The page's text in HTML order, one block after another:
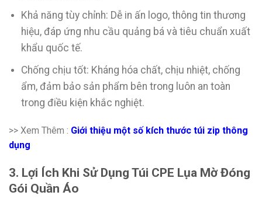
Khả năng tùy chỉnh: Dễ in ấn logo, thông tin thương
hiệu, đáp ứng nhu cầu quảng bá và tiêu chuẩn xuất
khẩu quốc tế.
Chống chịu tốt: Kháng hóa chất, chịu nhiệt, chống
ẩm, đảm bảo sản phẩm bên trong luôn an toàn
trong điều kiện khắc nghiệt.
>> Xem Thêm : Giới thiệu một số kích thước túi zip thông
dụng
3. Lợi Ích Khi Sử Dụng Túi CPE Lụa Mờ Đóng
Gói Quần Áo